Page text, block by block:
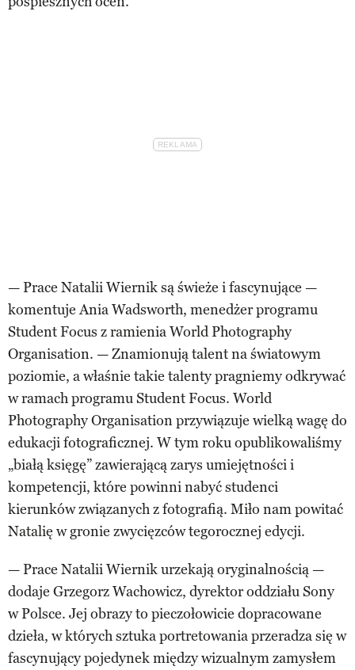
— Prace Natalii Wiernik są świeże i fascynujące —
komentuje Ania Wadsworth, menedżer programu
Student Focus z ramienia World Photography
Organisation. — Znamionują talent na światowym
poziomie, a właśnie takie talenty pragniemy odkrywać
w ramach programu Student Focus. World
Photography Organisation przywiązuje wielką wagę do
edukacji fotograficznej. W tym roku opublikowaliśmy
„białą księgę” zawierającą zarys umiejętności i
kompetencji, które powinni nabyć studenci
kierunków związanych z fotografią. Miło nam powitać
Natalię w gronie zwycięzców tegorocznej edycji.
— Prace Natalii Wiernik urzekają oryginalnością —
dodaje Grzegorz Wachowicz, dyrektor oddziału Sony
w Polsce. Jej obrazy to pieczołowicie dopracowane
dzieła, w których sztuka portretowania przeradza się w
fascynujący pojedynek między wizualnym zamysłem